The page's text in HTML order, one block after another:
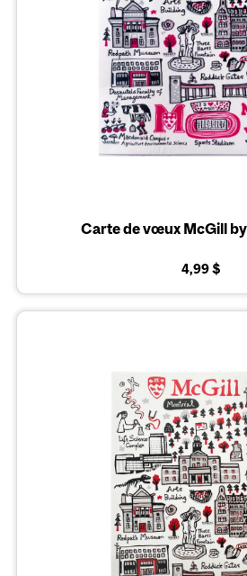
Carte de vœux McGill
4,99 $